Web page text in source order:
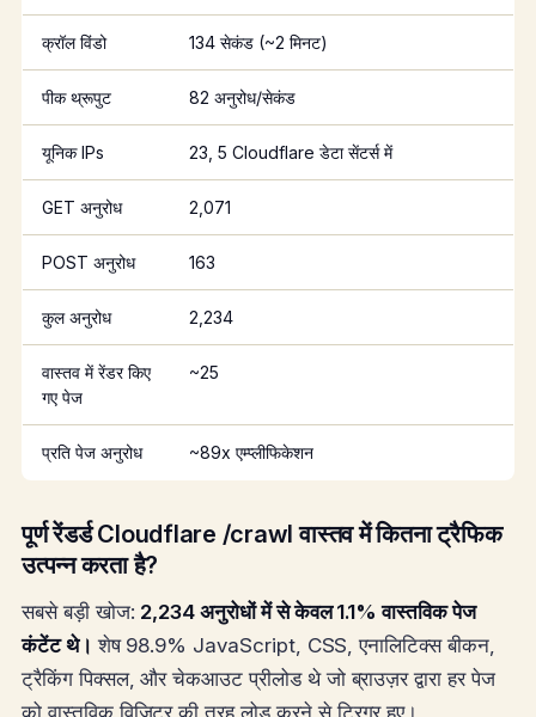
क्रॉल विंडो 134 सेकंड (~2 मिनट)
पीक थ्रूपुट 82 अनुरोध/सेकंड
यूनिक IPs 23, 5 Cloudflare डेटा सेंटर्स में
GET अनुरोध 2,071
POST अनुरोध 163
कुल अनुरोध 2,234
वास्तव में रेंडर किए
गए पेज
~25
प्रति पेज अनुरोध ~89x एम्प्लीफिकेशन
पूर्ण रेंडर्ड Cloudflare /crawl वास्तव में कितना ट्रैफिक
उत्पन्न करता है?
सबसे बड़ी खोज: 2,234 अनुरोधों में से केवल 1.1% वास्तविक पेज
कंटेंट थे। शेष 98.9% JavaScript, CSS, एनालिटिक्स बीकन,
ट्रैकिंग पिक्सल, और चेकआउट प्रीलोड थे जो ब्राउज़र द्वारा हर पेज